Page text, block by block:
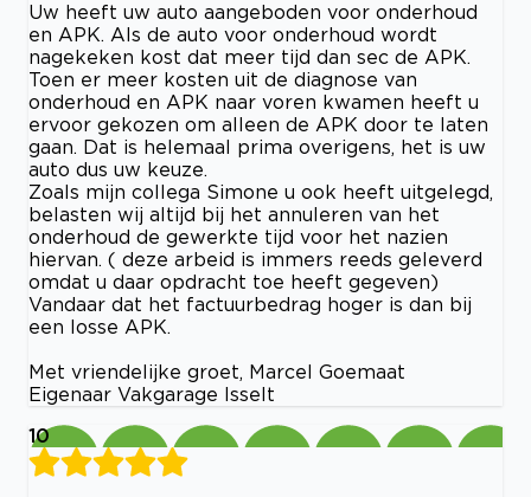
Uw heeft uw auto aangeboden voor onderhoud
en APK. Als de auto voor onderhoud wordt
nagekeken kost dat meer tijd dan sec de APK.
Toen er meer kosten uit de diagnose van
onderhoud en APK naar voren kwamen heeft u
ervoor gekozen om alleen de APK door te laten
gaan. Dat is helemaal prima overigens, het is uw
auto dus uw keuze.
Zoals mijn collega Simone u ook heeft uitgelegd,
belasten wij altijd bij het annuleren van het
onderhoud de gewerkte tijd voor het nazien
hiervan. ( deze arbeid is immers reeds geleverd
omdat u daar opdracht toe heeft gegeven)
Vandaar dat het factuurbedrag hoger is dan bij
een losse APK.
Met vriendelijke groet, Marcel Goemaat
Eigenaar Vakgarage Isselt
10